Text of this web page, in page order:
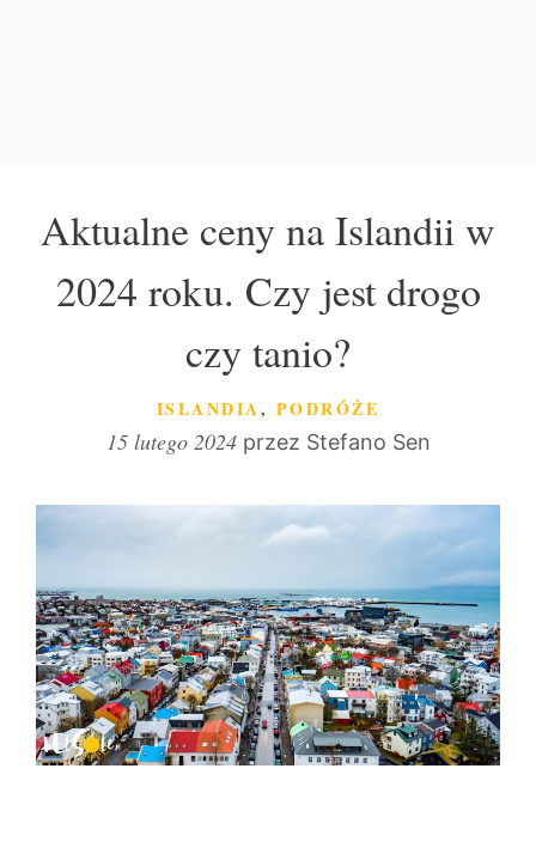
Aktualne ceny na Islandii w
2024 roku. Czy jest drogo
czy tanio?
KATEGORIE
ISLANDIA, PODRÓŻE
15 lutego 2024 przez Stefano Sen